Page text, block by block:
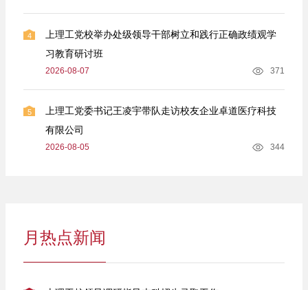
4
上理工党校举办处级领导干部树立和践行正确政绩观学
习教育研讨班
2026-08-07 371
5
上理工党委书记王凌宇带队走访校友企业卓道医疗科技
有限公司
2026-08-05 344
月热点新闻